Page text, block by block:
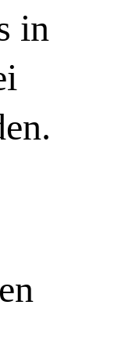
in